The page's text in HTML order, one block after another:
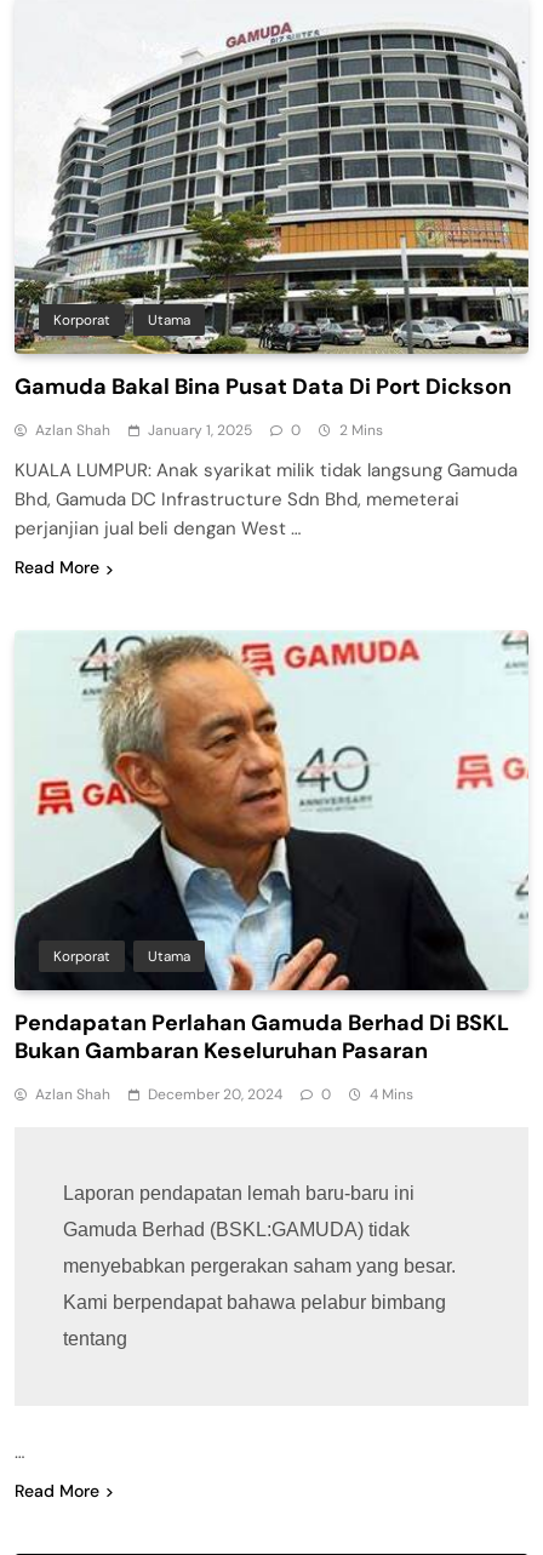
Korporat Utama
Gamuda Bakal Bina Pusat Data Di Port Dickson
Azlan Shah January 1, 2025 0 2 Mins
KUALA LUMPUR: Anak syarikat milik tidak langsung Gamuda
Bhd, Gamuda DC Infrastructure Sdn Bhd, memeterai
perjanjian jual beli dengan West …
Read More
Korporat Utama
Pendapatan Perlahan Gamuda Berhad Di BSKL
Bukan Gambaran Keseluruhan Pasaran
Azlan Shah December 20, 2024 0 4 Mins
Laporan pendapatan lemah baru-baru ini
Gamuda Berhad (BSKL:GAMUDA) tidak
menyebabkan pergerakan saham yang besar.
Kami berpendapat bahawa pelabur bimbang
tentang
…
Read More